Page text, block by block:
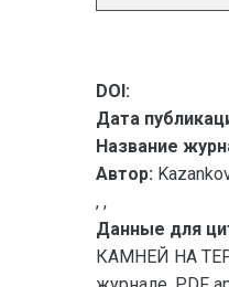
DOI:
Дата
Название
Автор:
, ,
Данные для
КАМНЕЙ НА